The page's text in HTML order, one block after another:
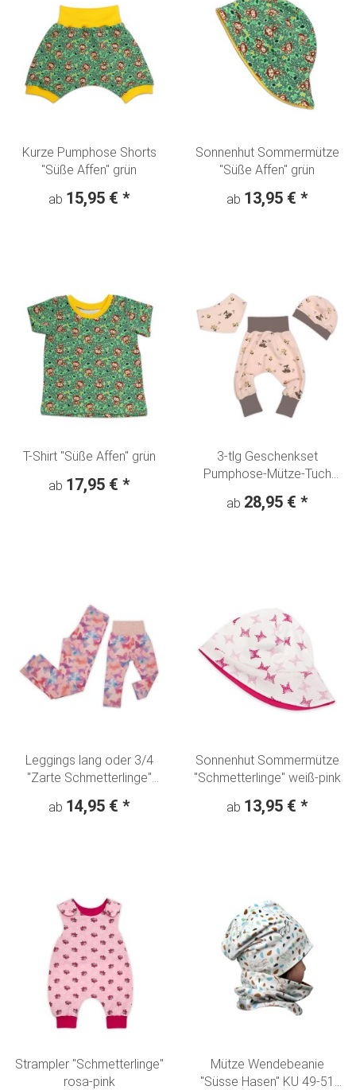
Kurze Pumphose Shorts
"Süße Affen" grün
ab 15,95 € *
Sonnenhut Sommermütze
"Süße Affen" grün
ab 13,95 € *
T-Shirt "Süße Affen" grün
ab 17,95 € *
3-tlg Geschenkset
Pumphose-Mütze-Tuch
Hafenkitz & Schmetterlinge
ab 28,95 € *
Leggings lang oder 3/4
"Zarte Schmetterlinge"
ab 14,95 € *
Sonnenhut Sommermütze
"Schmetterlinge" weiß-pink
ab 13,95 € *
Strampler "Schmetterlinge"
rosa-pink
Mütze Wendebeanie
"Süsse Hasen" KU 49-51